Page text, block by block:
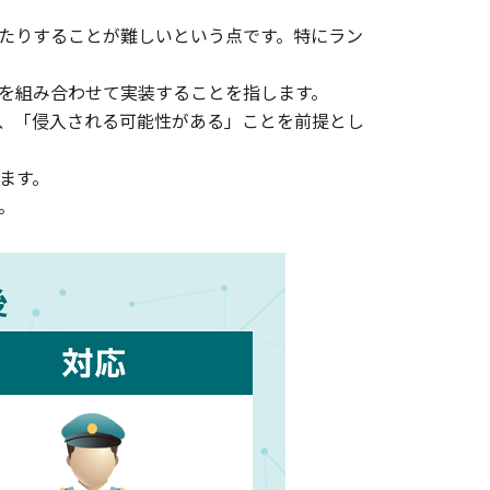
りすることが難しいという点です。特にラン
み合わせて実装することを指します。
「侵入される可能性がある」ことを前提とし
。